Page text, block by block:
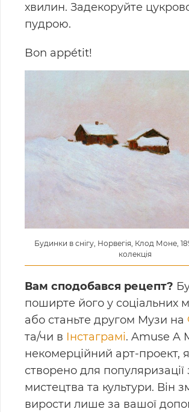
хвилин. Задекоруйте
пудрою.
Bon appétit!
Будинки в снігу, Норвегія, Клод Моне,
колекція
Вам сподобався рецепт?
поширте його у соціальних
або станьте другом Музи на
та/чи в Інстаграмі. Amuse A
некомерційний арт-проект,
створено для популяризації
мистецтва та культури. Він
вирости лише за вашої